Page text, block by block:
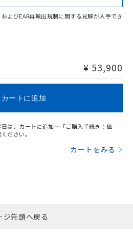
る可能性があります。
よびEAR再輸出規制に関する見解が入手でき
¥ 53,900
カートに追加
は、カートに追加～「ご購入手続き：価
ださい。
カートをみる
ジ先頭へ戻る